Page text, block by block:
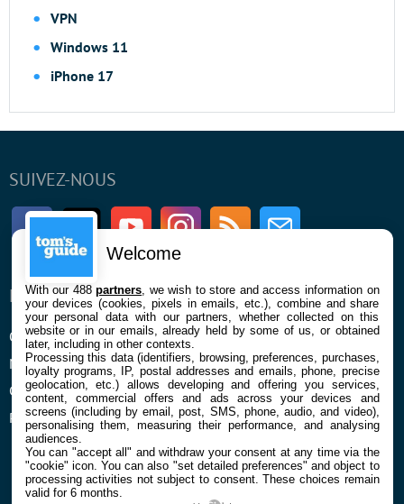
VPN
Windows 11
iPhone 17
SUIVEZ-NOUS
FacebookTwitter Youtube InstagramRSS Newsletter
ENTREPRISE
Qui sommes nous
Mentions légales et CGU
Confidentialité et Cookies
Préférences cookies
À PROPOS
La rédaction
Contact
Welcome
With our 488partners , we wish to store and access information on
your devices (cookies, pixels in emails, etc.), combine and share
your personal data with our partners, whether collected on this
website or in our emails, already held by some of us, or obtained
later, including in other contexts.
Processing this data (identifiers, browsing, preferences, purchases,
loyalty programs, IP, postal addresses and emails, phone, precise
geolocation, etc.) allows developing and offering you services,
content, commercial offers and ads across your devices and
screens (including by email, post, SMS, phone, audio, and video),
personalising them, measuring their performance, and analysing
audiences.
You can "accept all" and withdraw your consent at any time via the
"cookie" icon. You can also "set detailed preferences" and object to
processing activities not subject to consent. These choices remain
valid for 6 months.